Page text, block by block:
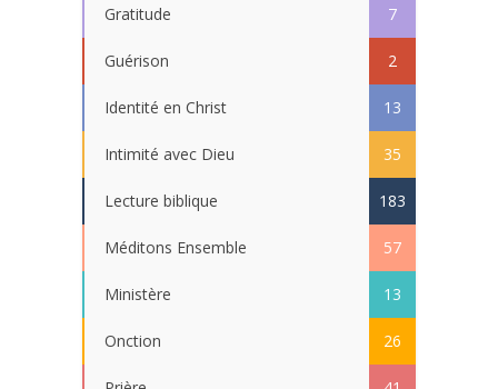
Gratitude 7
Guérison 2
Identité en Christ 13
Intimité avec Dieu 35
Lecture biblique 183
Méditons Ensemble 57
Ministère 13
Onction 26